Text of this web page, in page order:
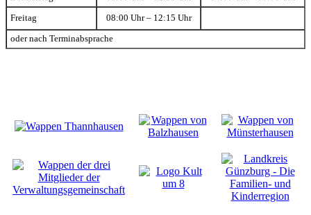
Freitag 08:00 Uhr – 12:15 Uhr
oder nach Terminabsprache